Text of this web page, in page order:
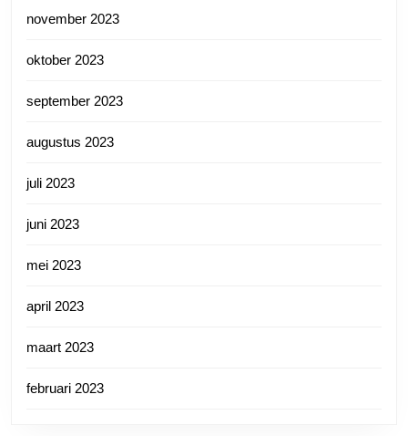
november 2023
oktober 2023
september 2023
augustus 2023
juli 2023
juni 2023
mei 2023
april 2023
maart 2023
februari 2023